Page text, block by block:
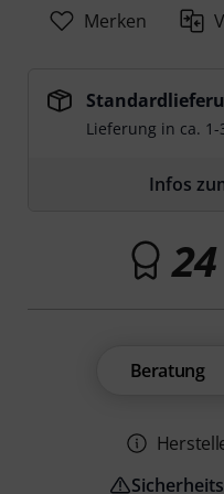
Merken
Lieferung in ca. 1-
Infos
24
Beratung